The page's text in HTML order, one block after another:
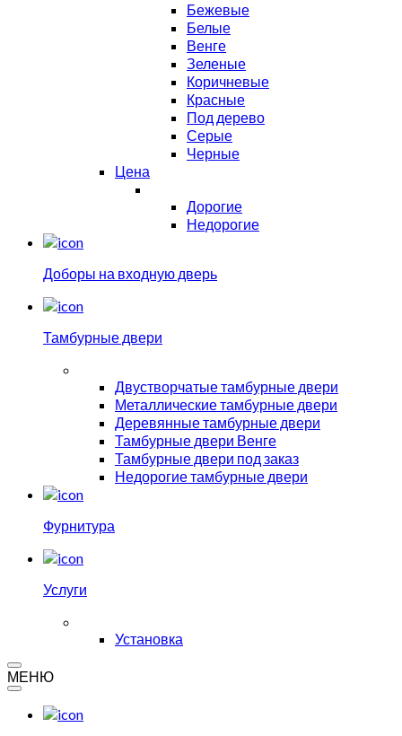
Бежевые
Белые
Венге
Зеленые
Коричневые
Красные
Под дерево
Серые
Черные
Цена
Дорогие
Недорогие
Доборы на входную дверь
Тамбурные двери
Двустворчатые тамбурные двери
Металлические тамбурные двери
Деревянные тамбурные двери
Тамбурные двери Венге
Тамбурные двери под заказ
Недорогие тамбурные двери
Фурнитура
Услуги
Установка
МЕНЮ